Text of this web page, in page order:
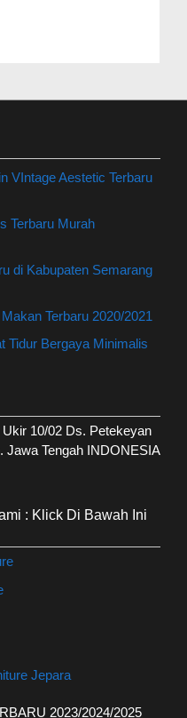
VIntage Aestetic Terbaru
Terbaru Murah
di Kabupaten Semarang
Terbaru 2020/2021
Tidur Bergaya Minimalis
10/02 Ds. Petekeyan
Jawa Tengah INDONESIA
: Klick Di Bawah Ini
Jepara
2023/2024/2025